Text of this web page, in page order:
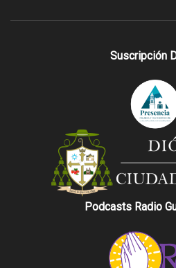
Suscripción
Podcasts Radio